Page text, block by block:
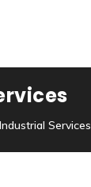
Industrial Services